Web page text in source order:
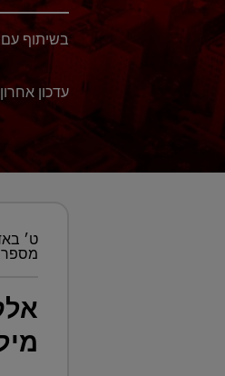
בשיתוף
עדכון אחרון:
ט׳ באדר
מספר